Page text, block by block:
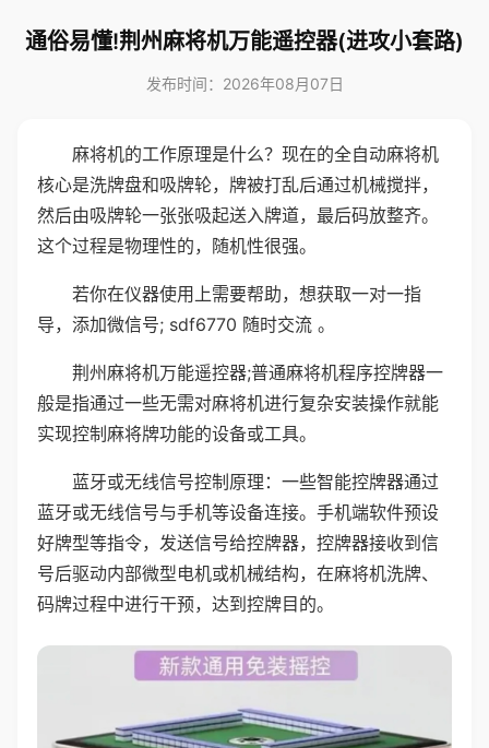
通俗易懂!荆州麻将机万能遥控器(进攻小套路)
发布时间：2026年08月07日
麻将机的工作原理是什么？现在的全自动麻将机
核心是洗牌盘和吸牌轮，牌被打乱后通过机械搅拌，
然后由吸牌轮一张张吸起送入牌道，最后码放整齐。
这个过程是物理性的，随机性很强。
若你在仪器使用上需要帮助，想获取一对一指
导，添加微信号; sdf6770 随时交流 。
荆州麻将机万能遥控器;普通麻将机程序控牌器一
般是指通过一些无需对麻将机进行复杂安装操作就能
实现控制麻将牌功能的设备或工具。
蓝牙或无线信号控制原理：一些智能控牌器通过
蓝牙或无线信号与手机等设备连接。手机端软件预设
好牌型等指令，发送信号给控牌器，控牌器接收到信
号后驱动内部微型电机或机械结构，在麻将机洗牌、
码牌过程中进行干预，达到控牌目的。